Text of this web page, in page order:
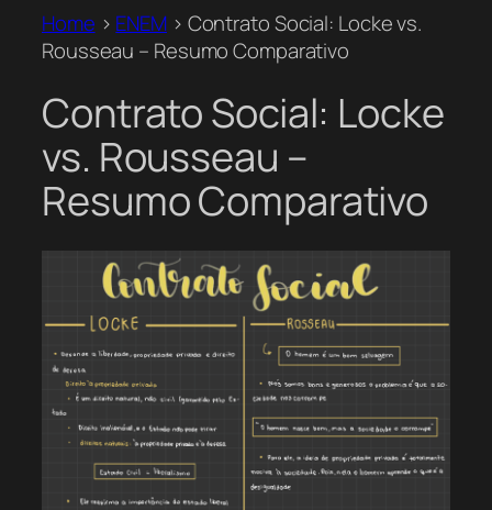
Home > ENEM> Contrato Social: Locke vs.
Rousseau – Resumo Comparativo
Contrato Social: Locke
vs. Rousseau –
Resumo Comparativo